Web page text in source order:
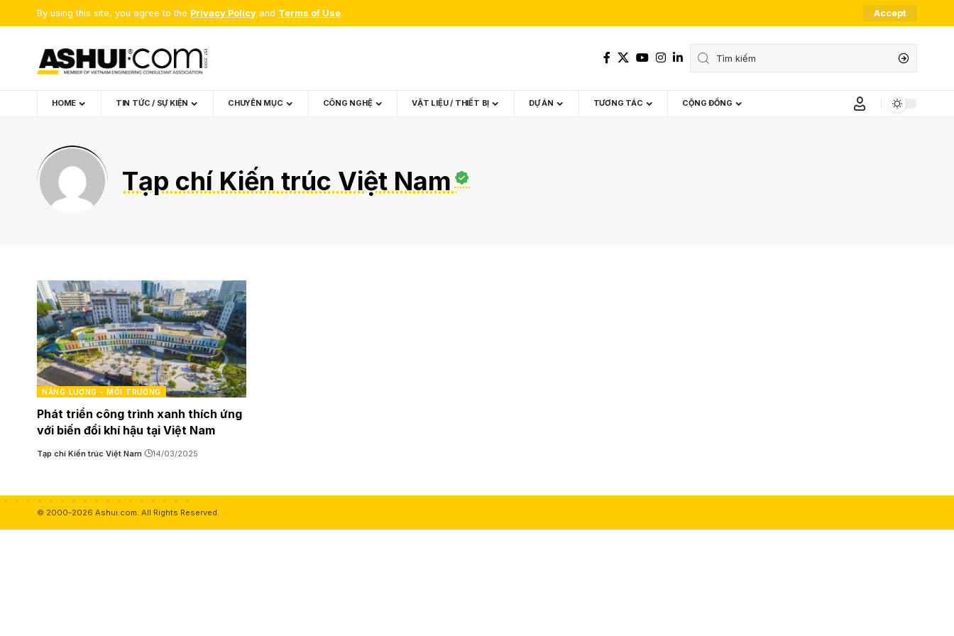
By using this site, you agree to the Privacy Policy and Terms of Use. Accept
HOME TIN TỨC / SỰ KIỆN CHUYÊN MỤC CÔNG NGHỆ VẬT LIỆU / THIẾT BỊ DỰ ÁN TƯƠNG TÁC CỘNG ĐỒNG
Tạp chí Kiến trúc Việt Nam
NĂNG LƯỢNG - MÔI TRƯỜNG
Phát triển công trình xanh thích ứng
với biến đổi khí hậu tại Việt Nam
Tạp chí Kiến trúc Việt Nam 14/03/2025
© 2000-2026 Ashui.com. All Rights Reserved.